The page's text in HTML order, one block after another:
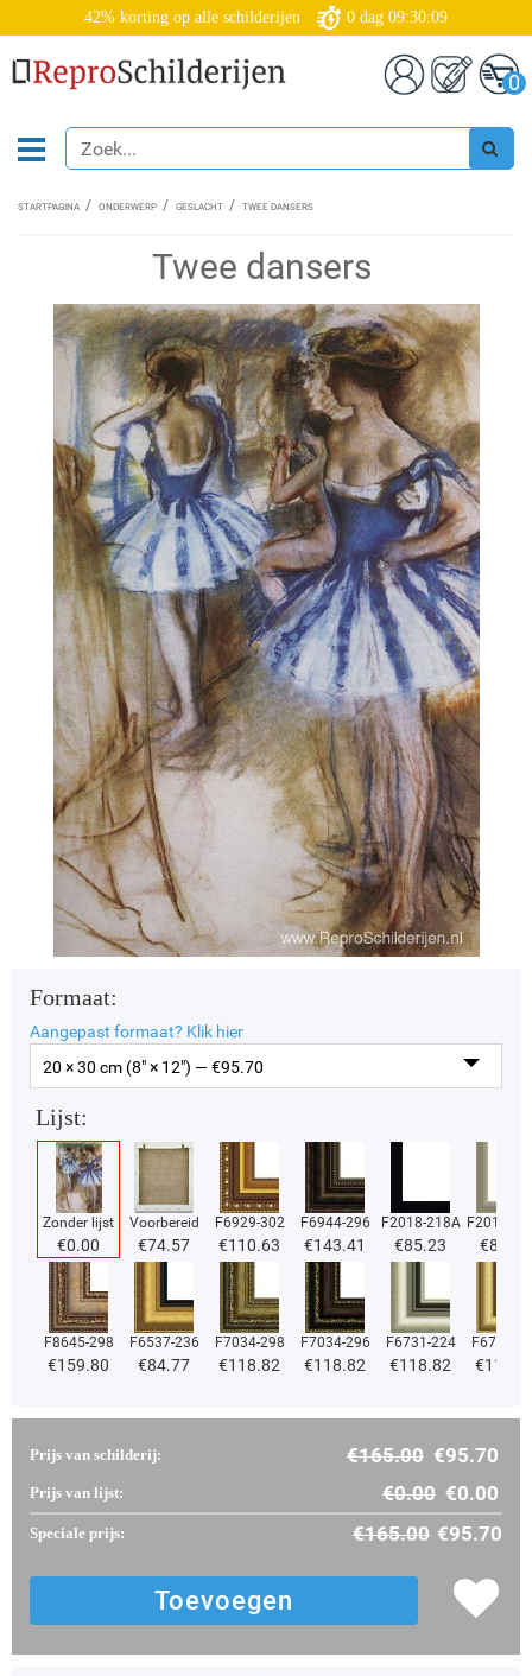
42% korting op alle schilderijen 0 dag 09:30:08
0
STARTPAGINA ONDERWERP GESLACHT TWEE DANSERS
Twee dansers
Formaat:
Aangepast formaat? Klik hier
20 × 30 cm (8" × 12") — €95.70
Lijst:
Zonder lijst
€0.00
Voorbereid
€74.57
F6929-302
€110.63
F6944-296
€143.41
F2018-218A
€85.23
F2018-
€85.23
F8645-298
€159.80
F6537-236
€84.77
F7034-298
€118.82
F7034-296
€118.82
F6731-224
€118.82
F6731-
€
Prijs van schilderij: €165.00 €95.70
Prijs van lijst: €0.00 €0.00
Speciale prijs: €165.00 €95.70